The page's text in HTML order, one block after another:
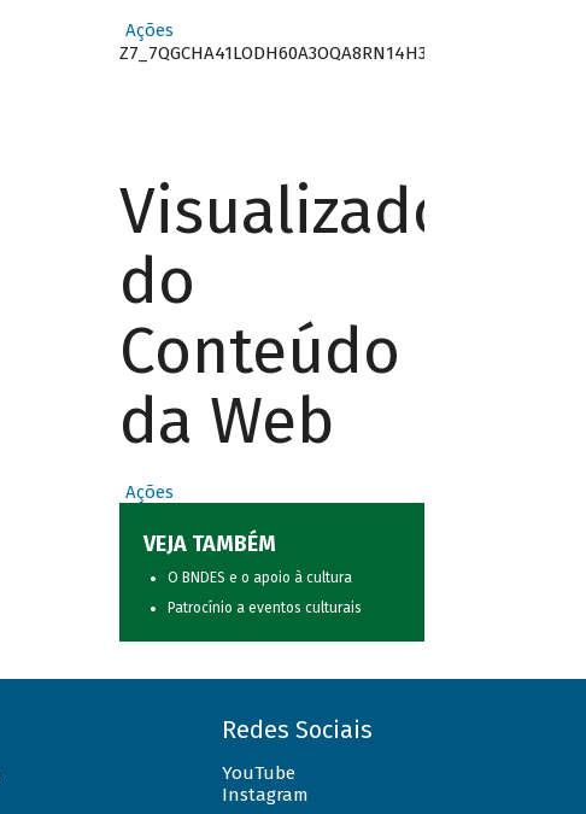
Ações
Z7_7QGCHA41LODH60A3OQA8RN14H3
Visualizador
do
Conteúdo
da Web
Ações
VEJA TAMBÉM
O BNDES e o apoio à cultura
Patrocínio a eventos culturais
Redes Sociais
YouTube
Instagram